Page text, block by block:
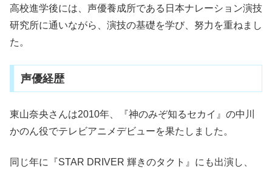
高校進学後には、声優養成所である日本ナレーション演技
研究所に通いながら、演技の基礎を学び、努力を重ねまし
た。
声優経歴
東山奈央さんは2010年、『神のみぞ知るセカイ』の中川
かのん役でテレビアニメデビューを果たしました。
同じ年に『STAR DRIVER 輝きのタクト』にも出演し、